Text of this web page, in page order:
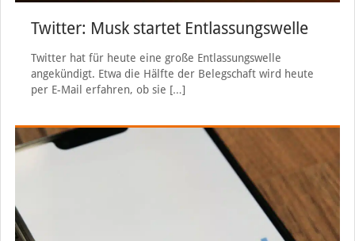
Twitter: Musk startet Entlassungswelle
Twitter hat für heute eine große Entlassungswelle
angekündigt. Etwa die Hälfte der Belegschaft wird heute
per E-Mail erfahren, ob sie […]